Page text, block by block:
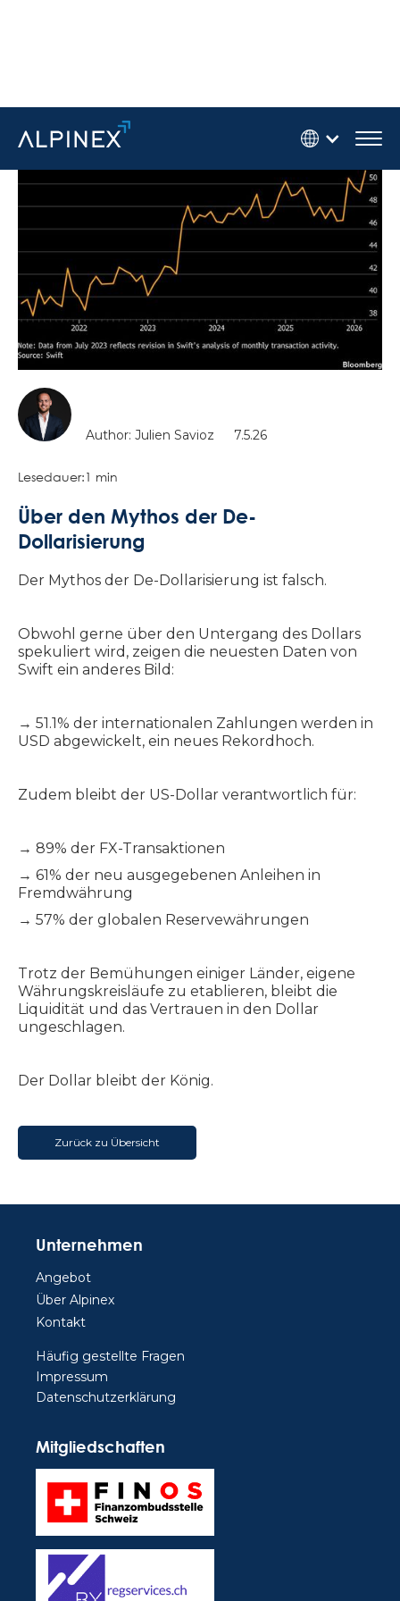
Author: Julien Savioz 7.5.26
Lesedauer:1 min
Über den Mythos der De-
Dollarisierung
Der Mythos der De-Dollarisierung ist falsch.
Obwohl gerne über den Untergang des Dollars
spekuliert wird, zeigen die neuesten Daten von
Swift ein anderes Bild:
→ 51.1% der internationalen Zahlungen werden in
USD abgewickelt, ein neues Rekordhoch.
Zudem bleibt der US-Dollar verantwortlich für:
→ 89% der FX-Transaktionen
→ 61% der neu ausgegebenen Anleihen in
Fremdwährung
→ 57% der globalen Reservewährungen
Trotz der Bemühungen einiger Länder, eigene
Währungskreisläufe zu etablieren, bleibt die
Liquidität und das Vertrauen in den Dollar
ungeschlagen.
Der Dollar bleibt der König.
Zurück zu Übersicht
Unternehmen
Angebot
Über Alpinex
Kontakt
Häufig gestellte Fragen
Impressum
Datenschutzerklärung
Mitgliedschaften